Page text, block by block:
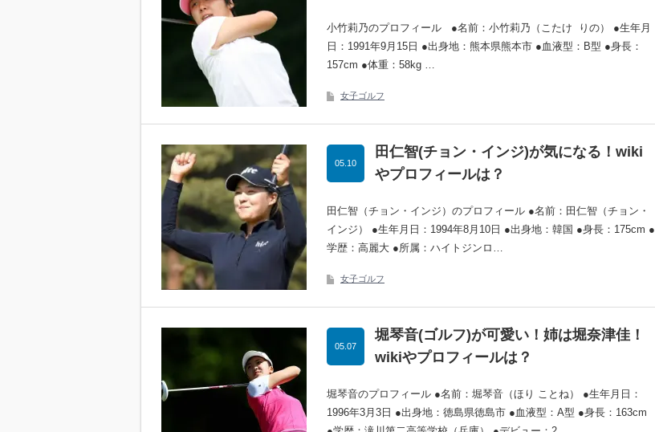
小竹莉乃のプロフィール ●名前：小竹莉乃（こたけ りの） ●生年月
日：1991年9月15日 ●出身地：熊本県熊本市 ●血液型：B型 ●身長：
157cm ●体重：58kg …
女子ゴルフ
田仁智(チョン・インジ)が気になる！wiki
やプロフィールは？
05.10
田仁智（チョン・インジ）のプロフィール ●名前：田仁智（チョン・
インジ） ●生年月日：1994年8月10日 ●出身地：韓国 ●身長：175cm ●
学歴：高麗大 ●所属：ハイトジンロ…
女子ゴルフ
堀琴音(ゴルフ)が可愛い！姉は堀奈津佳！
wikiやプロフィールは？
05.07
堀琴音のプロフィール ●名前：堀琴音（ほり ことね） ●生年月日：
1996年3月3日 ●出身地：徳島県徳島市 ●血液型：A型 ●身長：163cm